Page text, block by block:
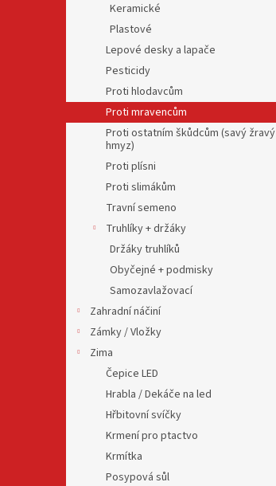
Keramické
Plastové
Lepové desky a lapače
Pesticidy
Proti hlodavcům
Proti mravencům
Proti ostatním škůdcům (savý žravý
hmyz)
Proti plísni
Proti slimákům
Travní semeno
Truhlíky + držáky
Držáky truhlíků
Obyčejné + podmisky
Samozavlažovací
Zahradní náčiní
Zámky / Vložky
Zima
Čepice LED
Hrabla / Dekáče na led
Hřbitovní svíčky
Krmení pro ptactvo
Krmítka
Posypová sůl